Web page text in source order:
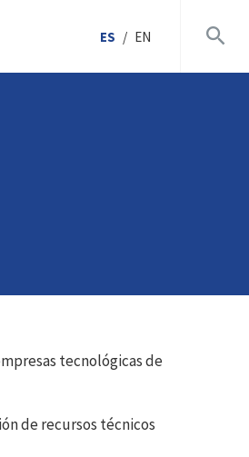
ES / EN
tecnológicas de
de recursos técnicos